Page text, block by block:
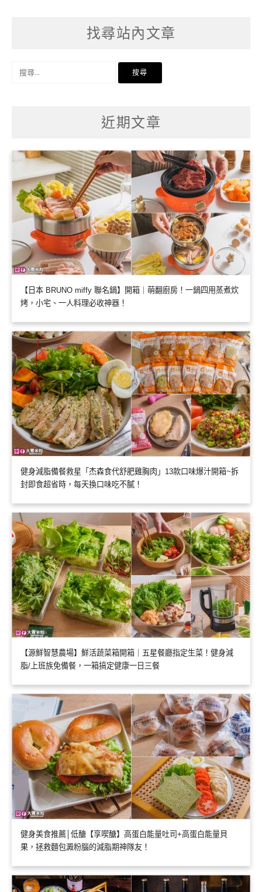
找尋站內文章
近期文章
【日本 BRUNO miffy 聯名鍋】開箱｜萌翻廚房！一鍋四用蒸煮炊
烤，小宅、一人料理必收神器！
健身減脂備餐救星「杰森食代舒肥雞胸肉」13款口味爆汁開箱~拆
封即食超省時，每天換口味吃不膩！
【源鮮智慧農場】鮮活蔬菜箱開箱｜五星餐廳指定生菜！健身減
脂/上班族免備餐，一箱搞定健康一日三餐
健身美食推薦│低醣【享喫醣】高蛋白能量吐司+高蛋白能量貝
果，拯救麵包澱粉腦的減脂期神隊友！